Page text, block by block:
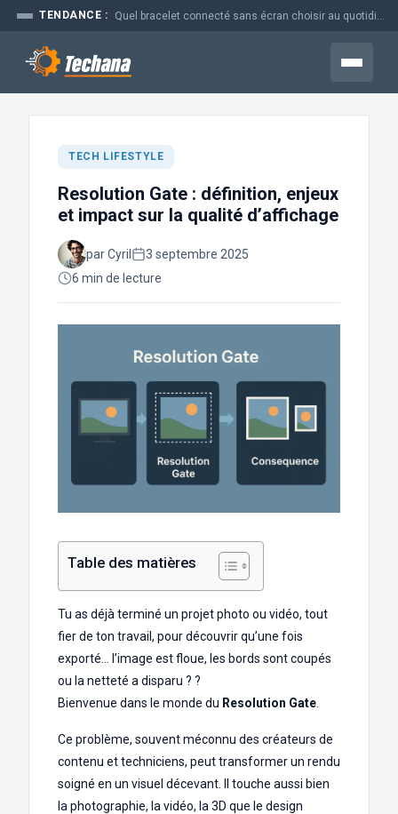
Aller
contenu
TENDANCE :
Menu
TECH LIFESTYLE
Resolution Gate : définition, enjeux
et impact sur la qualité d’affichage
par Cyril
3 septembre 2025
6 min de lecture
Table des matières
Tu as déjà terminé un projet photo ou vidéo, tout
fier de ton travail, pour découvrir qu’une fois
exporté… l’image est floue, les bords sont coupés
ou la netteté a disparu ? ?
Bienvenue dans le monde du Resolution Gate
Ce problème, souvent méconnu des créateurs de
contenu et techniciens, peut transformer un rendu
soigné en un visuel décevant. Il touche aussi bien
la photographie, la vidéo, la 3D que le design